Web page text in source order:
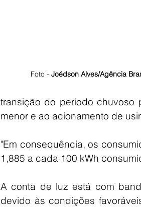
Foto - Joédson Alves/Agência
transição do período
menor e ao acionamento de
"Em consequência, os
1,885 a cada 100 kWh
A conta de luz está com
devido às condições